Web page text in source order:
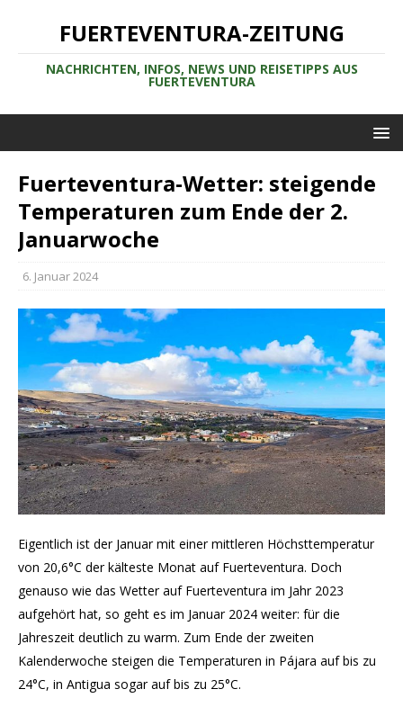
FUERTEVENTURA-ZEITUNG
NACHRICHTEN, INFOS, NEWS UND REISETIPPS AUS
FUERTEVENTURA
Fuerteventura-Wetter: steigende
Temperaturen zum Ende der 2.
Januarwoche
6. Januar 2024
Eigentlich ist der Januar mit einer mittleren Höchsttemperatur
von 20,6°C der kälteste Monat auf Fuerteventura. Doch
genauso wie das Wetter auf Fuerteventura im Jahr 2023
aufgehört hat, so geht es im Januar 2024 weiter: für die
Jahreszeit deutlich zu warm. Zum Ende der zweiten
Kalenderwoche steigen die Temperaturen in Pájara auf bis zu
24°C, in Antigua sogar auf bis zu 25°C.